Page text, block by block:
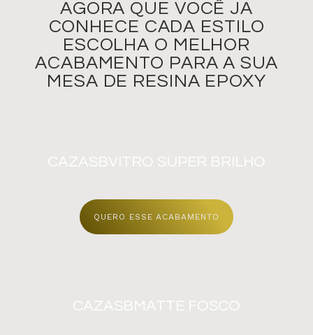
AGORA QUE VOCÊ JA
CONHECE CADA ESTILO
ESCOLHA O MELHOR
ACABAMENTO PARA A SUA
MESA DE RESINA EPOXY
CAZASBVITRO SUPER BRILHO
QUERO ESSE ACABAMENTO
CAZASBMATTE FOSCO